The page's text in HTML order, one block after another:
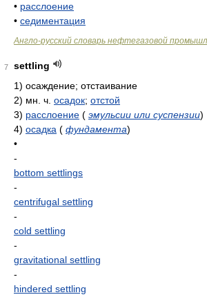
• расслоение
• седиментация
Англо-русский словарь нефтегазовой
7
settling
1) осаждение; отстаивание
2) мн. ч. осадок; отстой
3) расслоение ( эмульсии или суспензии)
4) осадка ( фундамента)
•
-
bottom settlings
-
centrifugal settling
-
cold settling
-
gravitational settling
-
hindered settling